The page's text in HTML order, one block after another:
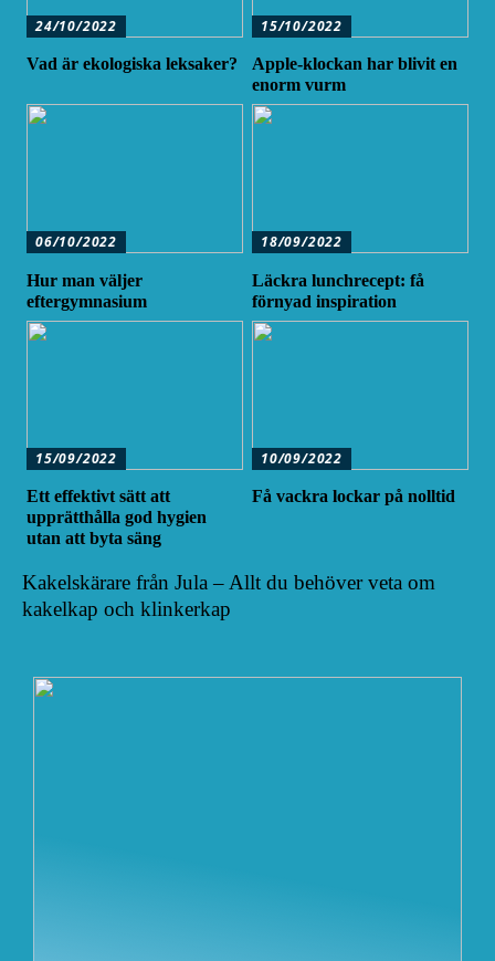
24/10/2022
Vad är ekologiska leksaker?
15/10/2022
Apple-klockan har blivit en
enorm vurm
06/10/2022
Hur man väljer
eftergymnasium
18/09/2022
Läckra lunchrecept: få
förnyad inspiration
15/09/2022
Ett effektivt sätt att
upprätthålla god hygien
utan att byta säng
10/09/2022
Få vackra lockar på nolltid
Kakelskärare från Jula – Allt du behöver veta om
kakelkap och klinkerkap